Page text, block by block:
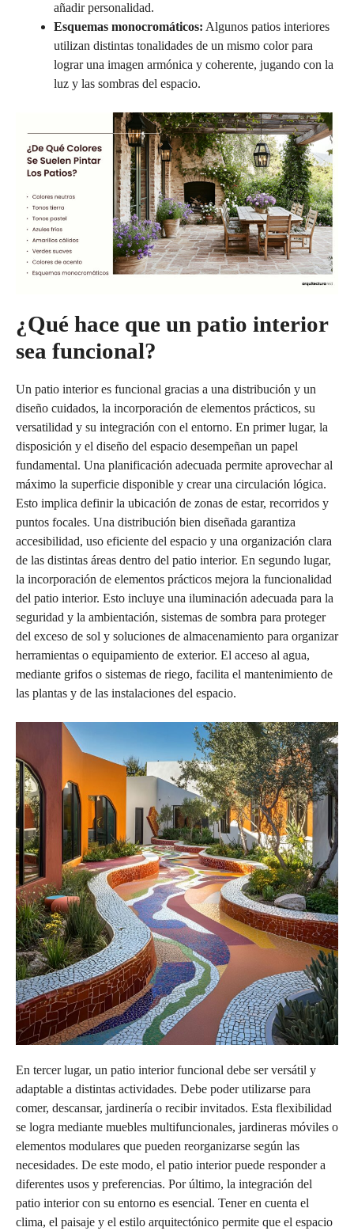
añadir personalidad.
Esquemas monocromáticos: Algunos patios interiores
utilizan distintas tonalidades de un mismo color para
lograr una imagen armónica y coherente, jugando con la
luz y las sombras del espacio.
¿Qué hace que un patio interior
sea funcional?
Un patio interior es funcional gracias a una distribución y un
diseño cuidados, la incorporación de elementos prácticos, su
versatilidad y su integración con el entorno. En primer lugar, la
disposición y el diseño del espacio desempeñan un papel
fundamental. Una planificación adecuada permite aprovechar al
máximo la superficie disponible y crear una circulación lógica.
Esto implica definir la ubicación de zonas de estar, recorridos y
puntos focales. Una distribución bien diseñada garantiza
accesibilidad, uso eficiente del espacio y una organización clara
de las distintas áreas dentro del patio interior. En segundo lugar,
la incorporación de elementos prácticos mejora la funcionalidad
del patio interior. Esto incluye una iluminación adecuada para la
seguridad y la ambientación, sistemas de sombra para proteger
del exceso de sol y soluciones de almacenamiento para organizar
herramientas o equipamiento de exterior. El acceso al agua,
mediante grifos o sistemas de riego, facilita el mantenimiento de
las plantas y de las instalaciones del espacio.
En tercer lugar, un patio interior funcional debe ser versátil y
adaptable a distintas actividades. Debe poder utilizarse para
comer, descansar, jardinería o recibir invitados. Esta flexibilidad
se logra mediante muebles multifuncionales, jardineras móviles o
elementos modulares que pueden reorganizarse según las
necesidades. De este modo, el patio interior puede responder a
diferentes usos y preferencias. Por último, la integración del
patio interior con su entorno es esencial. Tener en cuenta el
clima, el paisaje y el estilo arquitectónico permite que el espacio